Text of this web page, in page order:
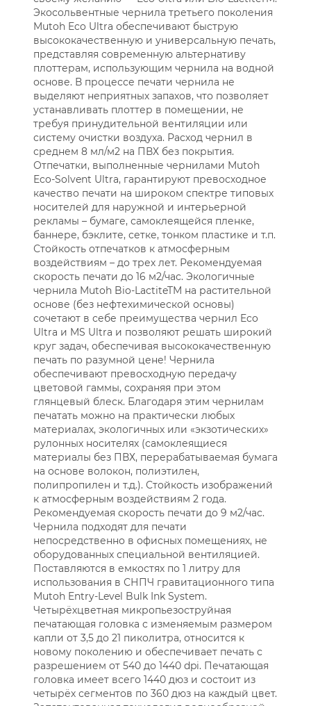
Экосольвентные чернила третьего поколения
Mutoh Eco Ultra обеспечивают быструю
высококачественную и универсальную печать,
представляя современную альтернативу
плоттерам, использующим чернила на водной
основе. В процессе печати чернила не
выделяют неприятных запахов, что позволяет
устанавливать плоттер в помещении, не
требуя принудительной вентиляции или
систему очистки воздуха. Расход чернил в
среднем 8 мл/м2 на ПВХ без покрытия.
Отпечатки, выполненные чернилами Mutoh
Eco-Solvent Ultra, гарантируют превосходное
качество печати на широком спектре типовых
носителей для наружной и интерьерной
рекламы – бумаге, самоклеящейся пленке,
баннере, бэклите, сетке, тонком пластике и т.п.
Стойкость отпечатков к атмосферным
воздействиям – до трех лет. Рекомендуемая
скорость печати до 16 м2/час. Экологичные
чернила Mutoh Bio-LactiteTM на растительной
основе (без нефтехимической основы)
сочетают в себе преимущества чернил Eco
Ultra и MS Ultra и позволяют решать широкий
круг задач, обеспечивая высококачественную
печать по разумной цене! Чернила
обеспечивают превосходную передачу
цветовой гаммы, сохраняя при этом
глянцевый блеск. Благодаря этим чернилам
печатать можно на практически любых
материалах, экологичных или «экзотических»
рулонных носителях (самоклеящиеся
материалы без ПВХ, перерабатываемая бумага
на основе волокон, полиэтилен,
полипропилен и т.д.). Стойкость изображений
к атмосферным воздействиям 2 года.
Рекомендуемая скорость печати до 9 м2/час.
Чернила подходят для печати
непосредственно в офисных помещениях, не
оборудованных специальной вентиляцией.
Поставляются в емкостях по 1 литру для
использования в СНПЧ гравитационного типа
Mutoh Entry-Level Bulk Ink System.
Четырёхцветная микропьезоструйная
печатающая головка с изменяемым размером
капли от 3,5 до 21 пиколитра, относится к
новому поколению и обеспечивает печать с
разрешением от 540 до 1440 dpi. Печатающая
головка имеет всего 1440 дюз и состоит из
четырёх сегментов по 360 дюз на каждый цвет.